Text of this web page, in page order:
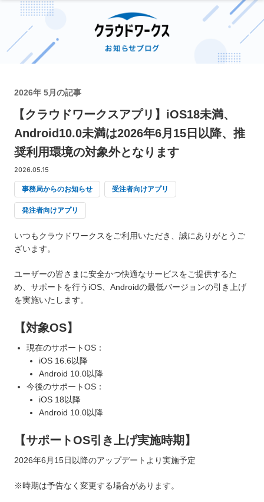
2026年 5月の記事
【クラウドワークスアプリ】iOS18未満、
Android10.0未満は2026年6月15日以降、推
奨利用環境の対象外となります
2026.05.15
事務局からのお知らせ 受注者向けアプリ
発注者向けアプリ
いつもクラウドワークスをご利用いただき、誠にありがとうご
ざいます。
ユーザーの皆さまに安全かつ快適なサービスをご提供するた
め、サポートを行うiOS、Androidの最低バージョンの引き上げ
を実施いたします。
【対象OS】
現在のサポートOS：
iOS 16.6以降
Android 10.0以降
今後のサポートOS：
iOS 18以降
Android 10.0以降
【サポートOS引き上げ実施時期】
2026年6月15日以降のアップデートより実施予定
※時期は予告なく変更する場合があります。